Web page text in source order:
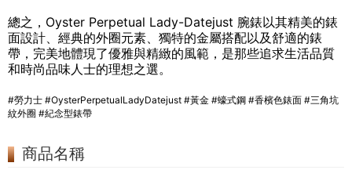
總之，Oyster Perpetual Lady-Datejust 腕錶以其精美的錶
面設計、經典的外圈元素、獨特的金屬搭配以及舒適的錶
帶，完美地體現了優雅與精緻的風範，是那些追求生活品質
和時尚品味人士的理想之選。
#勞力士 #OysterPerpetualLadyDatejust #黃金 #蠔式鋼 #香檳色錶面 #三角坑
紋外圈 #紀念型錶帶
商品名稱